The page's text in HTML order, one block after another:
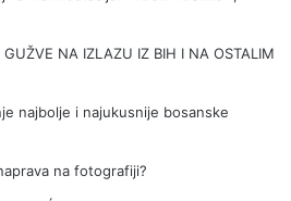
NA IZLAZU IZ BIH I NA OSTALIM
najbolje i najukusnije bosanske
na fotografiji?